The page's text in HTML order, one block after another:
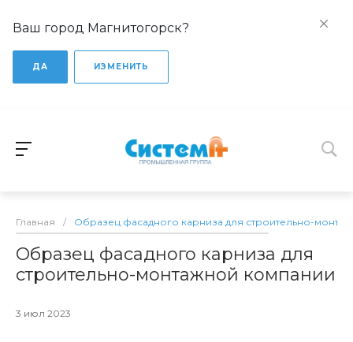
Ваш город Магнитогорск?
ДА ИЗМЕНИТЬ
Главная / Образец фасадного карниза для строительно-
Образец фасадного карниза для
строительно-монтажной компании
3 июл 2023